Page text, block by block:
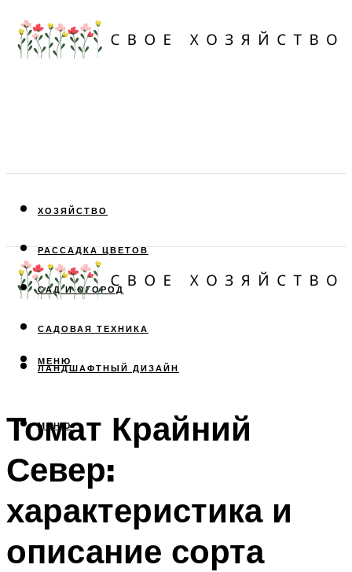
ХОЗЯЙСТВО
РАССАДКА ЦВЕТОВ
САД И ОГОРОД
САДОВАЯ ТЕХНИКА
ЛАНДШАФТНЫЙ ДИЗАЙН
МЕНЮ
МЕНЮ
Томат Крайний
Север:
характеристика и
описание сорта